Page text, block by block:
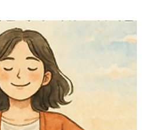
감을 높이는 강력한 경험이 됩니다.
자존감을 높일까요?발표는 단순히 말
견도 충분히 가치 있다”는 걸 세상에
만, 작은 성공 경험이 쌓이면“나는
기 인식이 생깁니다.하버드 비즈니스